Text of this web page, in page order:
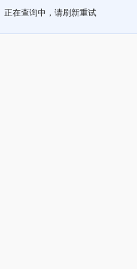
正在查询中，请刷新重试